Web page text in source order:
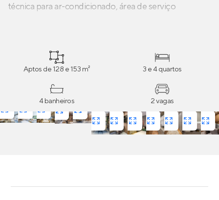
técnica para ar-condicionado, área de serviço
contam também com terraço gourmet entregue com
churrasqueira a carvão.
Aptos de 128 e 153 m² 3 e 4 quartos
4 banheiros 2 vagas